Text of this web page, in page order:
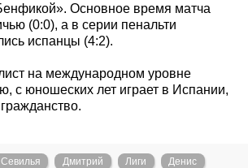
Основное время матча
(0:0), а в серии пенальти
испанцы (4:2).
на международном уровне
с юношеских лет играет в Испании,
Севилья Дмитрий Лиги Денис